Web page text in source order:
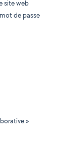
site web
de passe
»